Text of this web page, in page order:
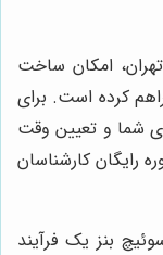
امکان ساخت
کرده است. برای
شما و تعیین وقت
رایگان کارشناسان
بنز یک فرآیند